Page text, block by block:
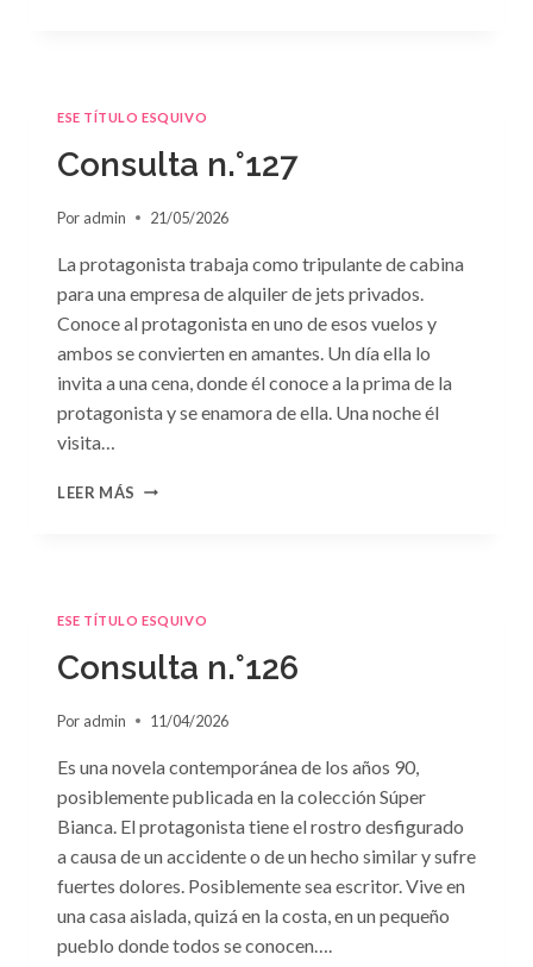
JANET
DAILEY
ESE TÍTULO ESQUIVO
Consulta n.°127
Por admin 21/05/2026
La protagonista trabaja como tripulante de cabina
para una empresa de alquiler de jets privados.
Conoce al protagonista en uno de esos vuelos y
ambos se convierten en amantes. Un día ella lo
invita a una cena, donde él conoce a la prima de la
protagonista y se enamora de ella. Una noche él
visita…
LEER MÁS CONSULTA
ESE TÍTULO ESQUIVO
Consulta n.°126
Por admin 11/04/2026
Es una novela contemporánea de los años 90,
posiblemente publicada en la colección Súper
Bianca. El protagonista tiene el rostro desfigurado
a causa de un accidente o de un hecho similar y sufre
fuertes dolores. Posiblemente sea escritor. Vive en
una casa aislada, quizá en la costa, en un pequeño
pueblo donde todos se conocen….